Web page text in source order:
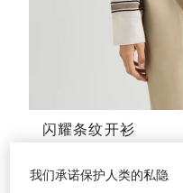
闪耀条纹开衫 巴拿马色
闪耀条纹开衫
我们承诺保护人类的私隐